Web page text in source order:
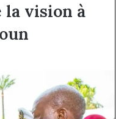
la vision à